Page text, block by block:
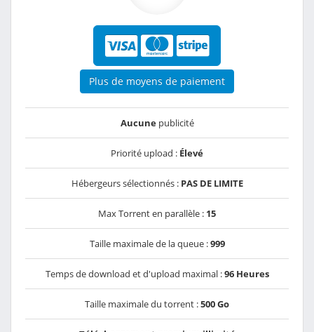
Plus de moyens de paiement
Aucunepublicité
Priorité upload : Élevé
Hébergeurs sélectionnés : PAS DE LIMITE
Max Torrent en parallèle : 15
Taille maximale de la queue :999
Temps de download et d'upload maximal :96 Heures
Taille maximale du torrent :500 Go